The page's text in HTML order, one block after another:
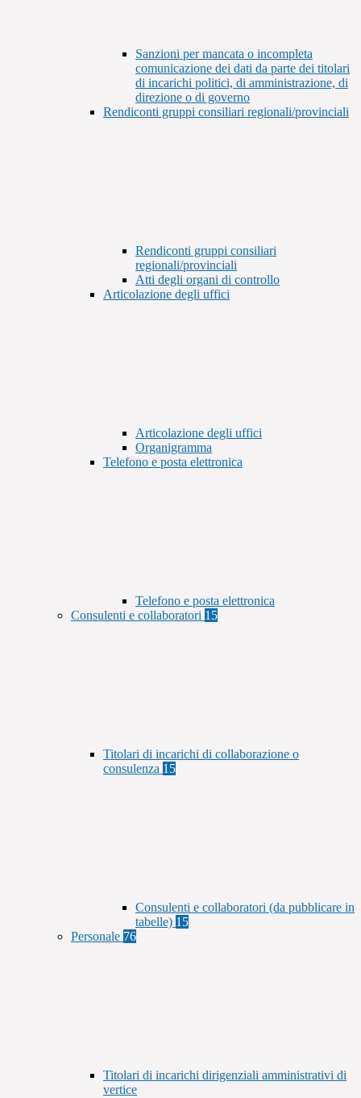
Sanzioni per mancata o incompleta
comunicazione dei dati da parte dei titolari
di incarichi politici, di amministrazione, di
direzione o di governo
Rendiconti gruppi consiliari regionali/provinciali
Rendiconti gruppi consiliari
regionali/provinciali
Atti degli organi di controllo
Articolazione degli uffici
Articolazione degli uffici
Organigramma
Telefono e posta elettronica
Telefono e posta elettronica
Consulenti e collaboratori 15
Titolari di incarichi di collaborazione o
consulenza 15
Consulenti e collaboratori (da pubblicare in
tabelle) 15
Personale 76
Titolari di incarichi dirigenziali amministrativi di
vertice